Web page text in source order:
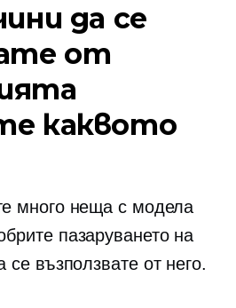
да се
от
каквото
много неща с модела
пазаруването на
възползвате от него.